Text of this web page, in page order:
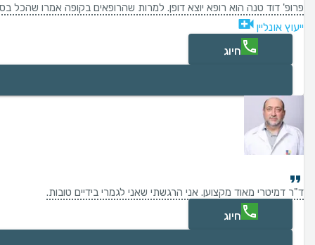
פרופ' דוד טנה הוא רופא יוצא דופן. למרות שהרופאים בקופה אמרו שהכל
ייעוץ אונליין
חיוג
ד"ר דמיטרי מאוד מקצוען. אני הרגשתי שאני לגמרי בידיים טובות.
חיוג